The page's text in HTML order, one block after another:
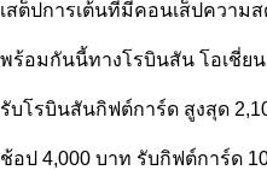
เสต็ปการเต้นที่มีคอนเส็ปความ
พร้อมกันนี้ทางโรบินสัน โอเชี่ย
รับโรบินสันกิฟต์การ์ด สูงสุด
ช้อป 4,000 บาท รับกิฟต์การ์ด